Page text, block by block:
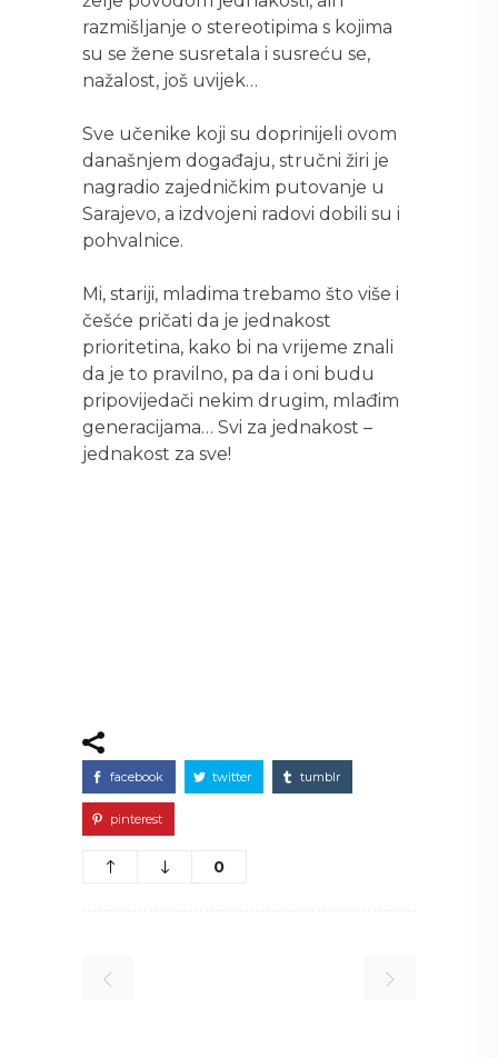
razmišljanje o stereotipima s kojima
su se žene susretala i susreću se,
nažalost, još uvijek…
Sve učenike koji su doprinijeli ovom
današnjem događaju, stručni žiri je
nagradio zajedničkim putovanje u
Sarajevo, a izdvojeni radovi dobili su i
pohvalnice.
Mi, stariji, mladima trebamo što više i
češće pričati da je jednakost
prioritetina, kako bi na vrijeme znali
da je to pravilno, pa da i oni budu
pripovijedači nekim drugim, mlađim
generacijama… Svi za jednakost –
jednakost za sve!
facebook twitter tumblr
pinterest
0